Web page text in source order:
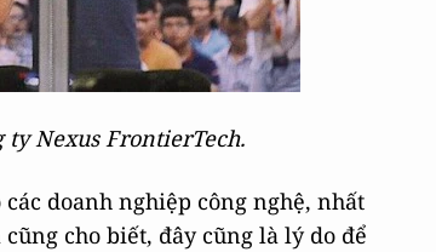
ty Nexus FrontierTech.
doanh nghiệp công nghệ, nhất
cho biết, đây cũng là lý do để